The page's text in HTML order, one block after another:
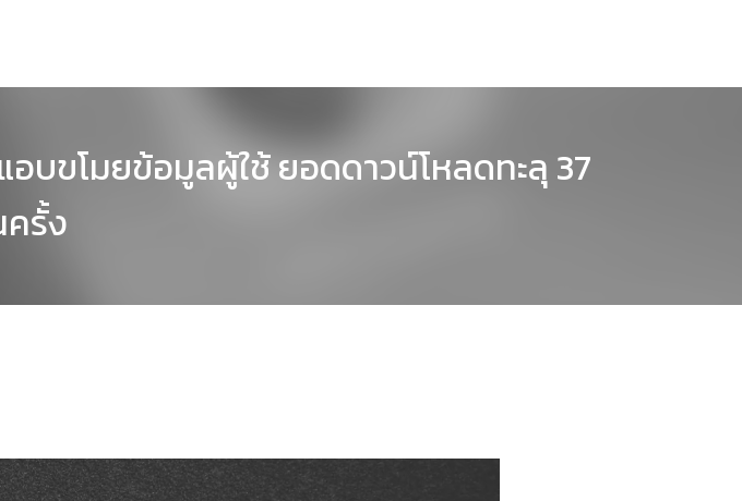
บขโมยข้อมูลผู้ใช้ ยอดดาวน์โหลดทะลุ 37
รั้ง